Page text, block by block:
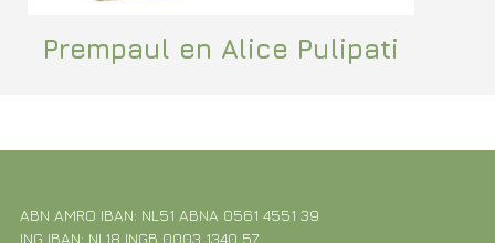
Prempaul en Alice Pulipati
ABN AMRO IBAN: NL51 ABNA 0561 4551 39
ING IBAN: NL18 INGB 0003 1340 57